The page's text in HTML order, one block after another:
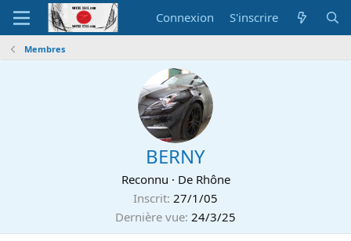
Connexion S'inscrire
Membres
BERNY
Reconnu · De Rhône
Inscrit 27/1/05
Dernière vue 24/3/25